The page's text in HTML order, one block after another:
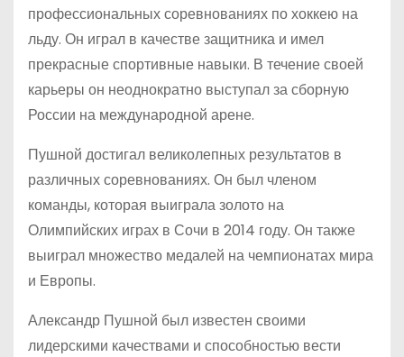
профессиональных соревнованиях по хоккею на
льду. Он играл в качестве защитника и имел
прекрасные спортивные навыки. В течение своей
карьеры он неоднократно выступал за сборную
России на международной арене.
Пушной достигал великолепных результатов в
различных соревнованиях. Он был членом
команды, которая выиграла золото на
Олимпийских играх в Сочи в 2014 году. Он также
выиграл множество медалей на чемпионатах мира
и Европы.
Александр Пушной был известен своими
лидерскими качествами и способностью вести